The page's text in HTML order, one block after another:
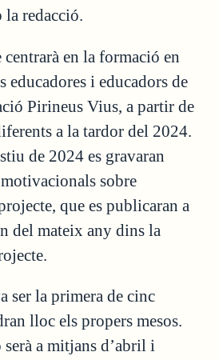
la redacció.
centrarà en la formació en
educadores i educadors de
Pirineus Vius, a partir de
a la tardor del 2024.
de 2024 es gravaran
sobre
que es publicaran a
del mateix any dins la
ser la primera de cinc
lloc els propers mesos.
a mitjans d’abril i